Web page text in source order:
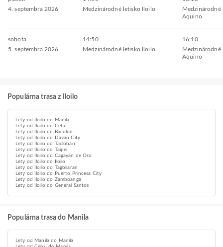
4. septembra 2026
Medzinárodné letisko Iloilo
Medzinárodné
Aquino
sobota
5. septembra 2026
14:50
Medzinárodné letisko Iloilo
16:10
Medzinárodné
Aquino
Populárna trasa z Iloilo
Lety od Iloilo do Manila
Lety od Iloilo do Cebu
Lety od Iloilo do Bacolod
Lety od Iloilo do Davao City
Lety od Iloilo do Tacloban
Lety od Iloilo do Taipei
Lety od Iloilo do Cagayan de Oro
Lety od Iloilo do Iloilo
Lety od Iloilo do Tagbilaran
Lety od Iloilo do Puerto Princesa City
Lety od Iloilo do Zamboanga
Lety od Iloilo do General Santos
Populárna trasa do Manila
Lety od Manila do Manila